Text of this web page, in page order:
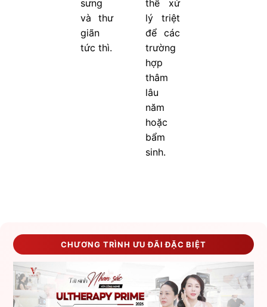
sưng
và thư
giãn
tức thì.
thể xử
lý triệt
để các
trường
hợp
thâm
lâu
năm
hoặc
bẩm
sinh.
CHƯƠNG TRÌNH ƯU ĐÃI ĐẶC BIỆT